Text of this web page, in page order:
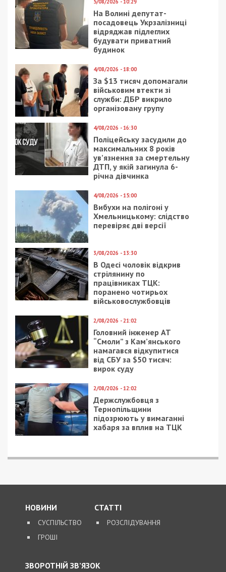
ч. 3 ст. 362 (несанкціоновані дії з
інформацією, яка оброблюється в
електронно-обчислювальних машинах
(комп’ютерах), автоматизованих
системах, комп’ютерних мережах або
вчинені особою, яка має право доступу
до неї);
ст. 336 (ухилення від призову на
військову службу під час мобілізації, на
особливий період, на військову службу
за призовом осіб із числа резервістів в
особливий період).
Наразі вирішується питання про обрання
запобіжних заходів. Зловмисникам загрожує до
12 років тюрми з конфіскацією майна. За
рішення про скасування ліцензії освітнього вишу.
Facebook
Telegram
Twitter
WhatsApp
Viber
Email
Категории:
Рекламні блоки дають нам змогу